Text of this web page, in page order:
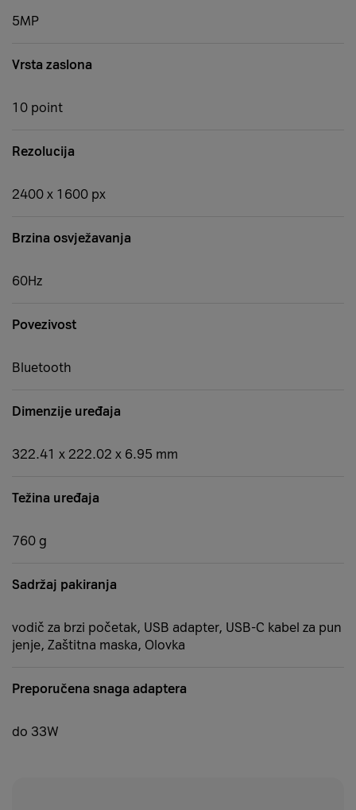
5MP
Vrsta zaslona
10 point
Rezolucija
2400 x 1600 px
Brzina osvježavanja
60Hz
Povezivost
Bluetooth
Dimenzije uređaja
322.41 x 222.02 x 6.95 mm
Težina uređaja
760 g
Sadržaj pakiranja
vodič za brzi početak, USB adapter, USB-C kabel za pun
jenje, Zaštitna maska, Olovka
Preporučena snaga adaptera
do 33W